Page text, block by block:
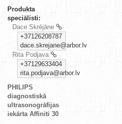
Produkta
speciālisti:
Dace Skrējāne
+37126208787
dace.skrejane@arbor.lv
Rita Podjava
+37129633404
rita.podjava@arbor.lv
PHILIPS
diagnostiskā
ultrasonogrāfijas
iekārta Affiniti 30